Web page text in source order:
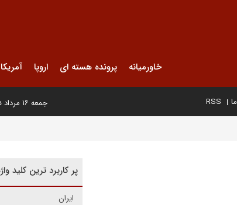
خاورمیانه پرونده هسته ای اروپا آمریکا
RSS جمعه ۱۶ مرداد ۱۴۰۵
پر کاربرد ترین کلید
ایران